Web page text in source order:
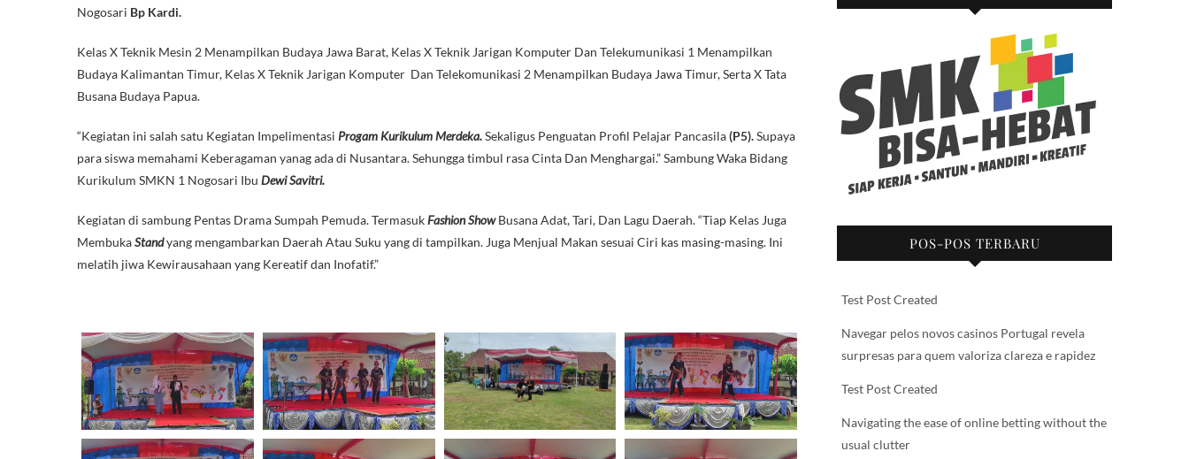
Nogosari Bp Kardi.
Kelas X Teknik Mesin 2 Menampilkan Budaya Jawa Barat, Kelas X Teknik Jarigan Komputer Dan Telekumunikasi 1 Menampilkan
Budaya Kalimantan Timur, Kelas X Teknik Jarigan Komputer Dan Telekomunikasi 2 Menampilkan Budaya Jawa Timur, Serta X Tata
Busana Budaya Papua.
“Kegiatan ini salah satu Kegiatan Impelimentasi Progam Kurikulum Merdeka.Sekaligus Penguatan Profil Pelajar Pancasila(P5).Supaya
para siswa memahami Keberagaman yanag ada di Nusantara. Sehungga timbul rasa Cinta Dan Menghargai.” Sambung Waka Bidang
Kurikulum SMKN 1 Nogosari Ibu Dewi Savitri.
Kegiatan di sambung Pentas Drama Sumpah Pemuda. TermasukFashion ShowBusana Adat, Tari, Dan Lagu Daerah. “Tiap Kelas Juga
MembukaStandyang mengambarkan Daerah Atau Suku yang di tampilkan. Juga Menjual Makan sesuai Ciri kas masing-masing. Ini
melatih jiwa Kewirausahaan yang Kereatif dan Inofatif.”
POS-POS TERBARU
Test Post Created
Navegar pelos novos casinos Portugal revela
surpresas para quem valoriza clareza e rapidez
Test Post Created
Navigating the ease of online betting without the
usual clutter